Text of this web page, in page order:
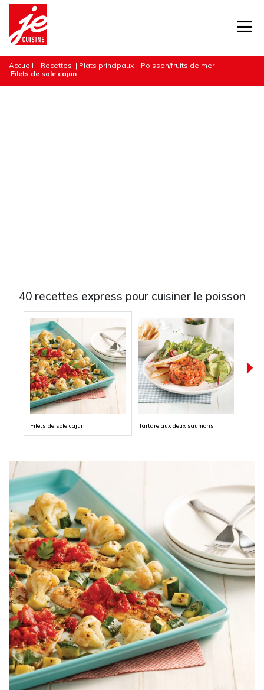
Accueil | Recettes | Plats principaux | Poisson/fruits de mer |
Filets de sole cajun
40 recettes express pour cuisiner le poisson
Filets de sole cajun Tartare aux deux saumons